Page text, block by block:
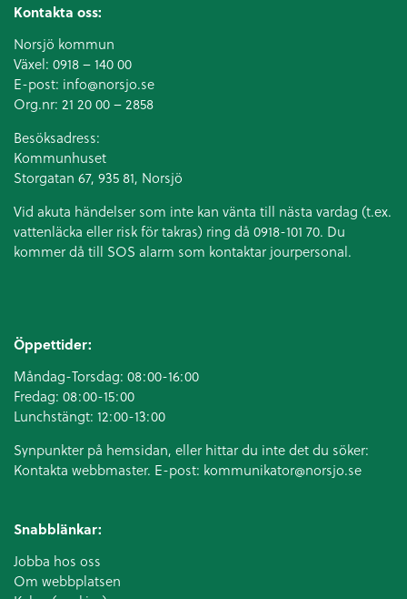
Kontakta oss:
Norsjö kommun
Växel: 0918 – 140 00
E-post: info@norsjo.se
Org.nr: 21 20 00 – 2858
Besöksadress:
Kommunhuset
Storgatan 67, 935 81, Norsjö
Vid akuta händelser som inte kan vänta till nästa vardag (t.ex.
vattenläcka eller risk för takras) ring då 0918-101 70. Du
kommer då till SOS alarm som kontaktar jourpersonal.
Öppettider:
Måndag-Torsdag: 08:00-16:00
Fredag: 08:00-15:00
Lunchstängt: 12:00-13:00
Synpunkter på hemsidan, eller hittar du inte det du söker:
Kontakta webbmaster. E-post: kommunikator@norsjo.se
Snabblänkar:
Jobba hos oss
Om webbplatsen